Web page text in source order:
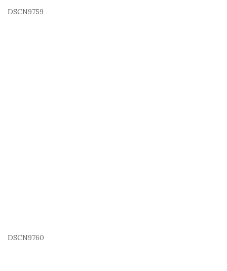
DSCN9759
DSCN9760